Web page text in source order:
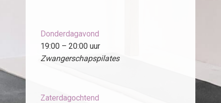
Donderdagavond
19:00 – 20:00 uur
Zwangerschapspilates
Zaterdagochtend